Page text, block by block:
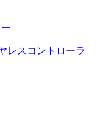
レスコントローラ